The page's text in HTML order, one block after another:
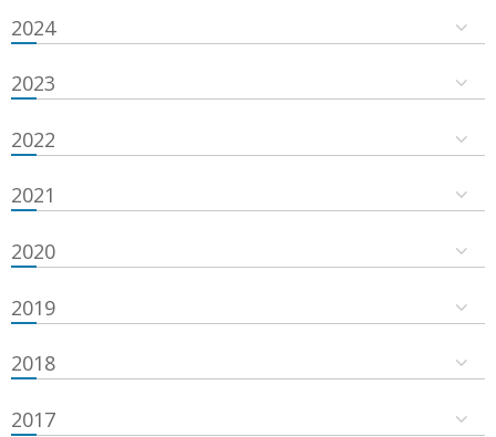
2024
2023
2022
2021
2020
2019
2018
2017